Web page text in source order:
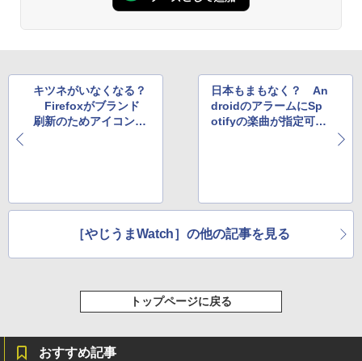
キツネがいなくなる？
Firefoxがブランド
刷新のためアイコンリ
日本もまもなく？ An
droidのアラームにSp
otifyの楽曲が指定可能
［やじうまWatch］の他の記事を見る
トップページに戻る
おすすめ記事